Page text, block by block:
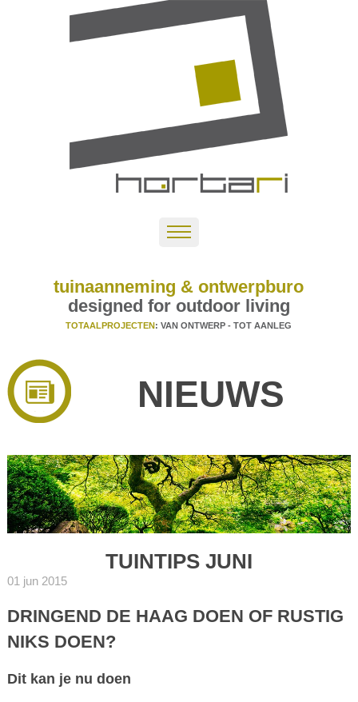
tuinaanneming & ontwerpburo
designed for outdoor living
TOTAALPROJECTEN: VAN ONTWERP - TOT AANLEG
NIEUWS
TUINTIPS JUNI
01 jun 2015
DRINGEND DE HAAG DOEN OF RUSTIG
NIKS DOEN?
Dit kan je nu doen